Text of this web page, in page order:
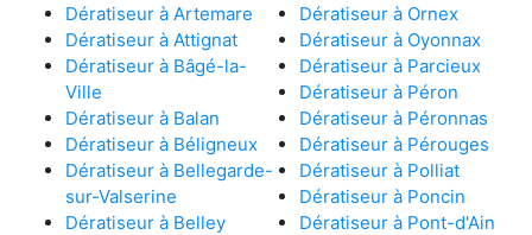
Dératiseur à Artemare
Dératiseur à Attignat
Dératiseur à Bâgé-la-
Ville
Dératiseur à Balan
Dératiseur à Béligneux
Dératiseur à Bellegarde-
sur-Valserine
Dératiseur à Belley
Dératiseur à Ornex
Dératiseur à Oyonnax
Dératiseur à Parcieux
Dératiseur à Péron
Dératiseur à Péronnas
Dératiseur à Pérouges
Dératiseur à Polliat
Dératiseur à Poncin
Dératiseur à Pont-d'Ain